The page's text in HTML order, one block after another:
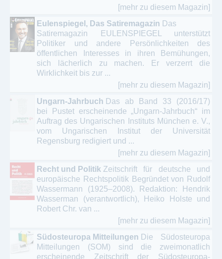
[mehr zu diesem Magazin]
Eulenspiegel, Das Satiremagazin Das
Satiremagazin EULENSPIEGEL unterstützt
Politiker und andere Persönlichkeiten des
öffentlichen Interesses in ihren Bemühungen,
sich lächerlich zu machen. Er verzerrt die
Wirklichkeit bis zur ...
[mehr zu diesem Magazin]
Ungarn-Jahrbuch Das ab Band 33 (2016/17)
bei Pustet erscheinende „Ungarn-Jahrbuch“ im
Auftrag des Ungarischen Instituts München e. V.,
vom Ungarischen Institut der Universität
Regensburg redigiert und ...
[mehr zu diesem Magazin]
Recht und Politik Zeitschrift für deutsche und
europäische Rechtspolitik Begründet von Rudolf
Wassermann (1925–2008). Redaktion: Hendrik
Wasserman (verantwortlich), Heiko Holste und
Robert Chr. van ...
[mehr zu diesem Magazin]
Südosteuropa Mitteilungen Die Südosteuropa
Mitteilungen (SOM) sind die zweimonatlich
erscheinende Zeitschrift der Südosteuropa-